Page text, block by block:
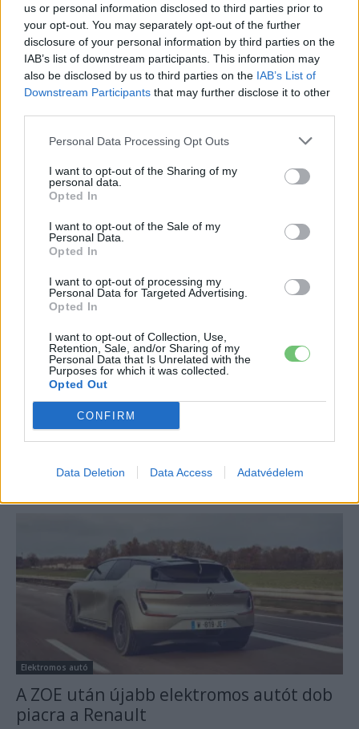
us or personal information disclosed to third parties prior to
your opt-out. You may separately opt-out of the further
disclosure of your personal information by third parties on the
IAB’s list of downstream participants. This information may
also be disclosed by us to third parties on the IAB’s List of
Downstream Participants that may further disclose it to other
Personal Data Processing Opt Outs
I want to opt-out of the Sharing of my
personal data.
Opted In
I want to opt-out of the Sale of my
Personal Data.
Opted In
I want to opt-out of processing my
Personal Data for Targeted Advertising.
Opted In
I want to opt-out of Collection, Use,
Retention, Sale, and/or Sharing of my
Personal Data that Is Unrelated with the
Purposes for which it was collected.
Opted Out
CONFIRM
Data Deletion Data Access Adatvédelem
Elektromos SUV-vel bővül a Volkswagen
ID. családja
e-cars.hu - 2019-04-03 3 hozzászólás
Elektromos autó
2022-ben indul az elektromos ID. Buzz
Elektromos autó
A ZOE után újabb elektromos autót dob
piacra a Renault